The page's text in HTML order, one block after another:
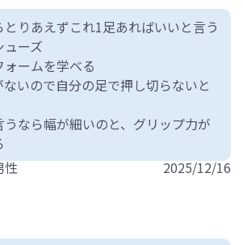
りあえずこれ1足あればいいと言う
ューズ
ームを学べる
いので自分の足で押し切らないと
なら幅が細いのと、グリップ力が
性
2025/12/16